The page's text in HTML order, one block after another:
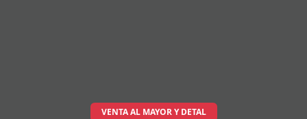
VENTA AL MAYOR Y DETAL